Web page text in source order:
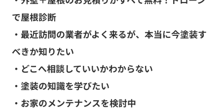
で屋根診断
・最近訪問の業者がよく来るが、本当に今塗装す
べきか知りたい
・どこへ相談していいかわからない
・塗装の知識を学びたい
・お家のメンテナンスを検討中